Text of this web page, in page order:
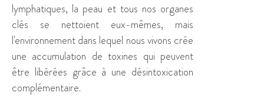
lymphatiques, la peau et tous nos organes
clés se nettoient eux-mêmes, mais
l'environnement dans lequel nous vivons crée
une accumulation de toxines qui peuvent
être libérées grâce à une désintoxication
complémentaire.